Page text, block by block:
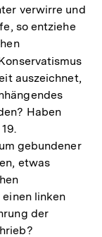
verwirre und
so entziehe
auszeichnet,
Haben
gebundener
etwas
linken
der